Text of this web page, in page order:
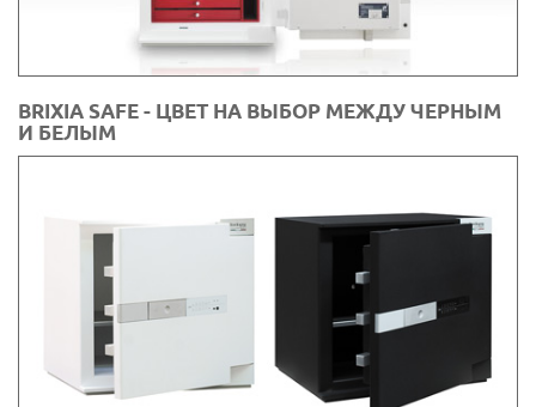
BRIXIA SAFE - ЦВЕТ НА ВЫБОР МЕЖДУ ЧЕРНЫМ
И БЕЛЫМ